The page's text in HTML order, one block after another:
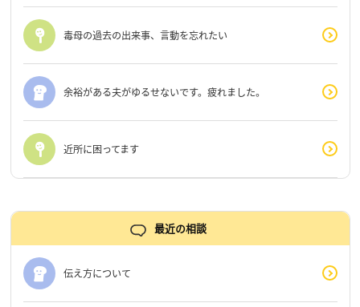
毒母の過去の出来事、言動を忘れたい
余裕がある夫がゆるせないです。疲れました。
近所に困ってます
最近の相談
伝え方について